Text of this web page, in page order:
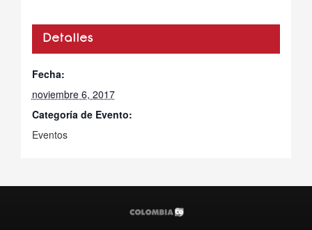
Detalles
Fecha:
noviembre 6, 2017
Categoría de Evento:
Eventos